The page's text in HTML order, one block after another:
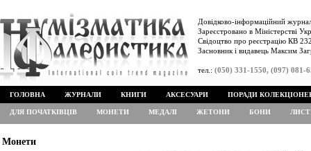
Довідково-інформаційний
Зареєстровано в Міністерстві
Свідоцтво про реєстрацію КВ
Засновник і видавець Максим
тел.: (050) 331-1550, (097) 081-
ГОЛОВНА ЖУРНАЛИ КНИГИ АКСЕСУАРИ ПОРАДИ
ДЛЯ ПОЧАТКІВЦІВ МОНЕТИ МЕДАЛІ ЖЕТОНИ БОНИ
Монети